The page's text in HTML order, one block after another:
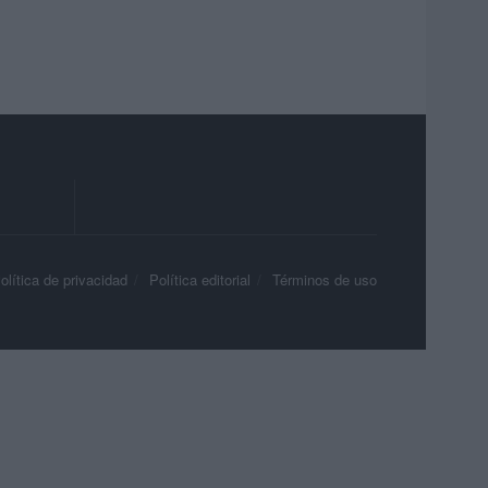
de privacidad Política editorial Términos de uso